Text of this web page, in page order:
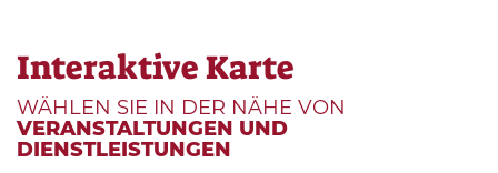
Interaktive Karte
WÄHLEN SIE IN DER NÄHE VON
VERANSTALTUNGEN UND
DIENSTLEISTUNGEN